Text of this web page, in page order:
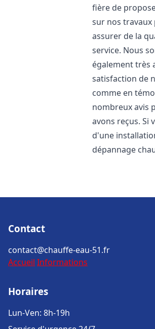
fière de
sur nos travaux
assurer de la
service. Nous
également très
satisfaction de
comme en
nombreux avis
avons reçus. Si
d'une
dépannage
Contact
contact@chauffe-eau-51.fr
Accueil Informations
Horaires
Lun-Ven: 8h-19h